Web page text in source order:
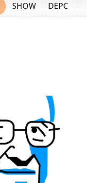
SHOW